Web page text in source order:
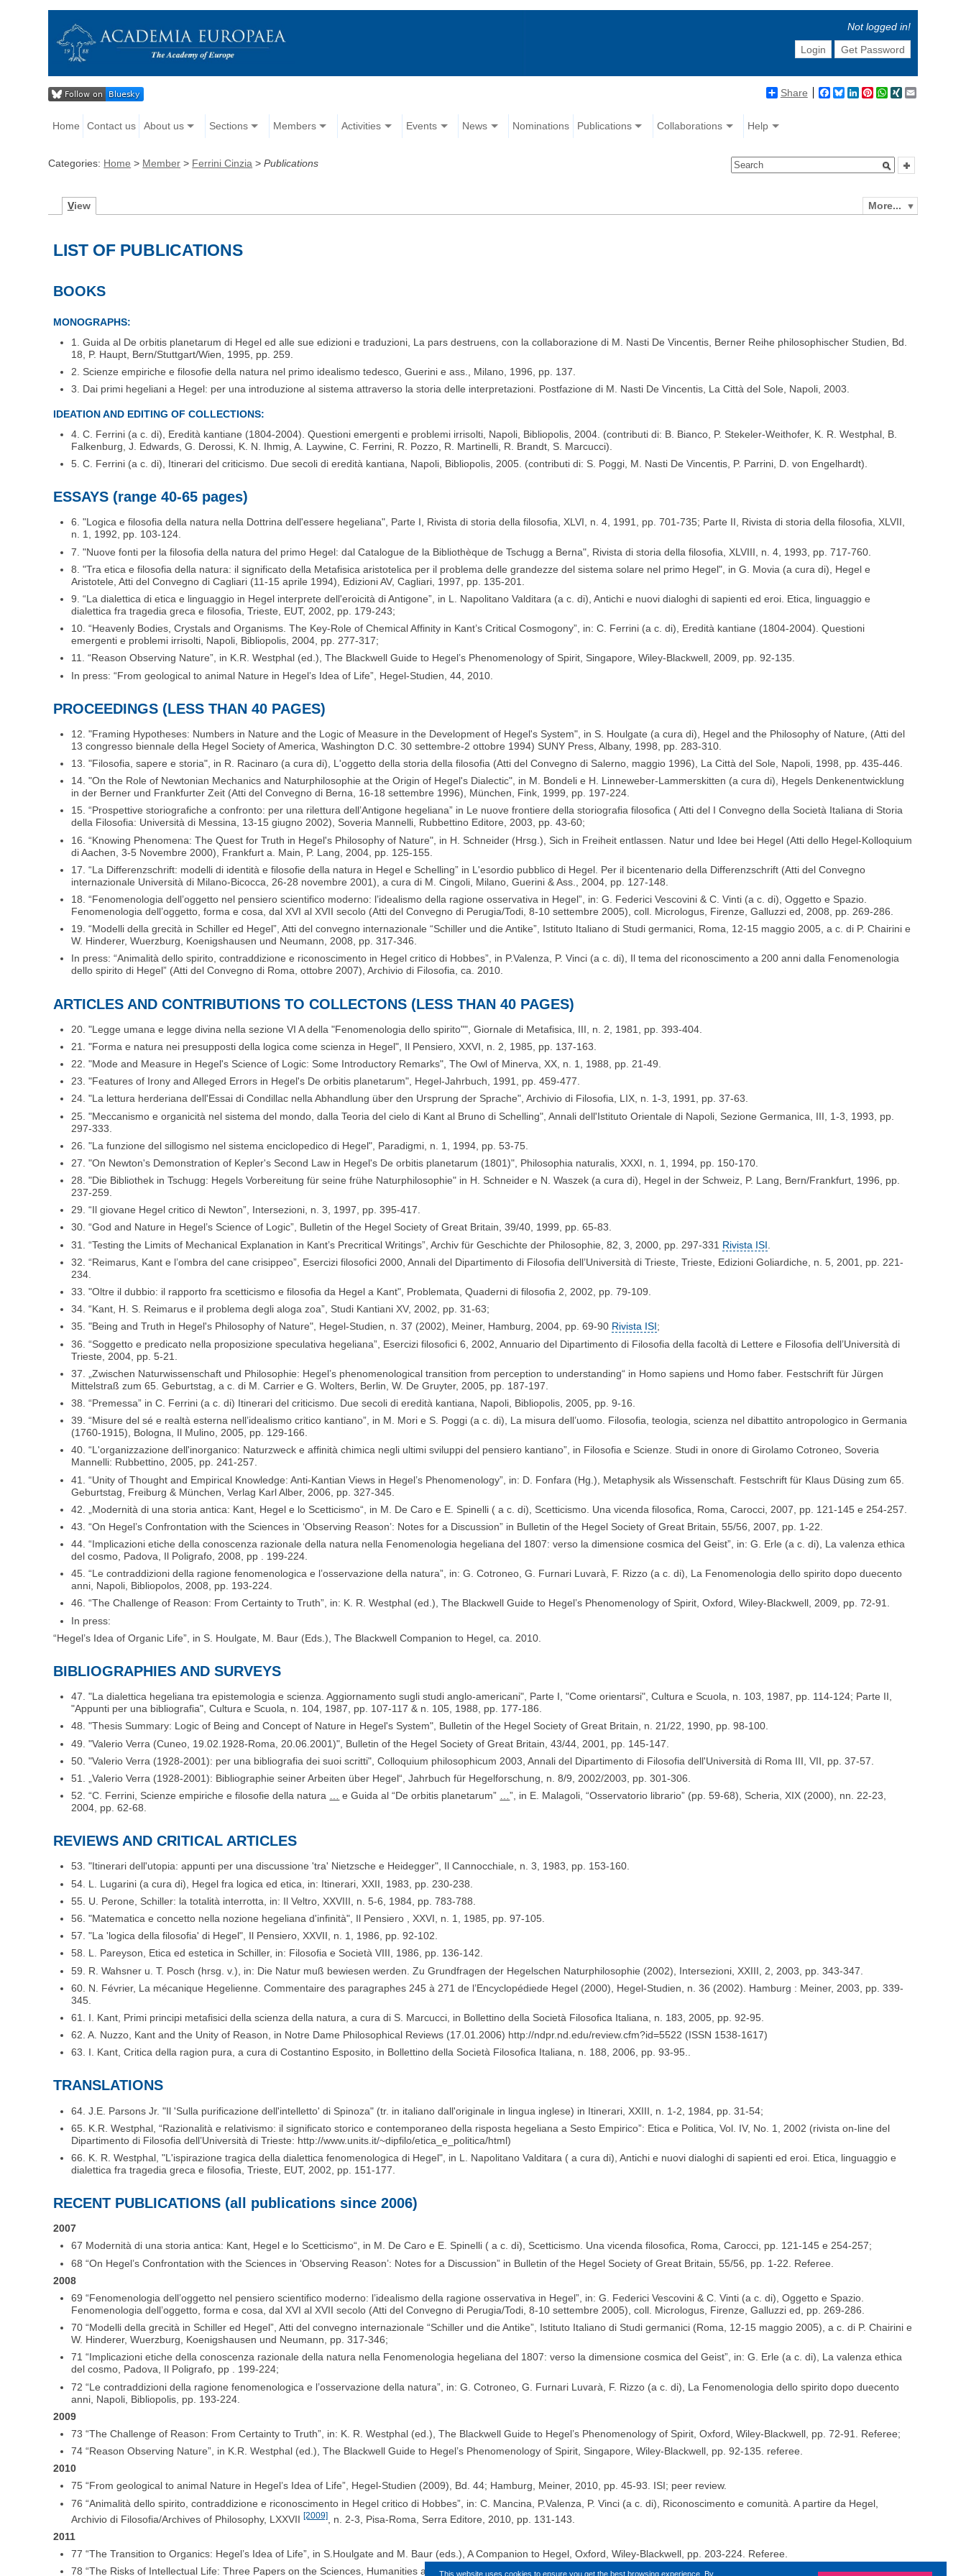
This website uses cookies to ensure you get the best browsing experience. By
Not logged in!
Login
Get Password
Share Facebook
BlueskyLinkedIn
Pinterest
WhatsApp
XING
Home Contact us About us Sections Members Activities Events News Nominations Publications Collaborations Help
Categories: Home > Member > Ferrini Cinzia >Publications
More...
View
LIST OF PUBLICATIONS
BOOKS
MONOGRAPHS:
1. Guida al De orbitis planetarum di Hegel ed alle sue edizioni e traduzioni, La pars destruens, con la collaborazione di M. Nasti De Vincentis, Berner Reihe philosophischer Studien, Bd.
18, P. Haupt, Bern/Stuttgart/Wien, 1995, pp. 259.
2. Scienze empiriche e filosofie della natura nel primo idealismo tedesco, Guerini e ass., Milano, 1996, pp. 137.
3. Dai primi hegeliani a Hegel: per una introduzione al sistema attraverso la storia delle interpretazioni. Postfazione di M. Nasti De Vincentis, La Città del Sole, Napoli, 2003.
IDEATION AND EDITING OF COLLECTIONS:
4. C. Ferrini (a c. di), Eredità kantiane (1804-2004). Questioni emergenti e problemi irrisolti, Napoli, Bibliopolis, 2004. (contributi di: B. Bianco, P. Stekeler-Weithofer, K. R. Westphal, B.
Falkenburg, J. Edwards, G. Derossi, K. N. Ihmig, A. Laywine, C. Ferrini, R. Pozzo, R. Martinelli, R. Brandt, S. Marcucci).
5. C. Ferrini (a c. di), Itinerari del criticismo. Due secoli di eredità kantiana, Napoli, Bibliopolis, 2005. (contributi di: S. Poggi, M. Nasti De Vincentis, P. Parrini, D. von Engelhardt).
ESSAYS (range 40-65 pages)
6. "Logica e filosofia della natura nella Dottrina dell'essere hegeliana", Parte I, Rivista di storia della filosofia, XLVI, n. 4, 1991, pp. 701-735; Parte II, Rivista di storia della filosofia, XLVII,
n. 1, 1992, pp. 103-124.
7. "Nuove fonti per la filosofia della natura del primo Hegel: dal Catalogue de la Bibliothèque de Tschugg a Berna", Rivista di storia della filosofia, XLVIII, n. 4, 1993, pp. 717-760.
8. "Tra etica e filosofia della natura: il significato della Metafisica aristotelica per il problema delle grandezze del sistema solare nel primo Hegel", in G. Movia (a cura di), Hegel e
Aristotele, Atti del Convegno di Cagliari (11-15 aprile 1994), Edizioni AV, Cagliari, 1997, pp. 135-201.
9. “La dialettica di etica e linguaggio in Hegel interprete dell'eroicità di Antigone”, in L. Napolitano Valditara (a c. di), Antichi e nuovi dialoghi di sapienti ed eroi. Etica, linguaggio e
dialettica fra tragedia greca e filosofia, Trieste, EUT, 2002, pp. 179-243;
10. “Heavenly Bodies, Crystals and Organisms. The Key-Role of Chemical Affinity in Kant’s Critical Cosmogony”, in: C. Ferrini (a c. di), Eredità kantiane (1804-2004). Questioni
emergenti e problemi irrisolti, Napoli, Bibliopolis, 2004, pp. 277-317;
11. “Reason Observing Nature”, in K.R. Westphal (ed.), The Blackwell Guide to Hegel’s Phenomenology of Spirit, Singapore, Wiley-Blackwell, 2009, pp. 92-135.
In press: “From geological to animal Nature in Hegel’s Idea of Life”, Hegel-Studien, 44, 2010.
PROCEEDINGS (LESS THAN 40 PAGES)
12. "Framing Hypotheses: Numbers in Nature and the Logic of Measure in the Development of Hegel's System", in S. Houlgate (a cura di), Hegel and the Philosophy of Nature, (Atti del
13 congresso biennale della Hegel Society of America, Washington D.C. 30 settembre-2 ottobre 1994) SUNY Press, Albany, 1998, pp. 283-310.
13. "Filosofia, sapere e storia", in R. Racinaro (a cura di), L'oggetto della storia della filosofia (Atti del Convegno di Salerno, maggio 1996), La Città del Sole, Napoli, 1998, pp. 435-446.
14. "On the Role of Newtonian Mechanics and Naturphilosophie at the Origin of Hegel's Dialectic", in M. Bondeli e H. Linneweber-Lammerskitten (a cura di), Hegels Denkenentwicklung
in der Berner und Frankfurter Zeit (Atti del Convegno di Berna, 16-18 settembre 1996), München, Fink, 1999, pp. 197-224.
15. “Prospettive storiografiche a confronto: per una rilettura dell’Antigone hegeliana” in Le nuove frontiere della storiografia filosofica ( Atti del I Convegno della Società Italiana di Storia
della Filosofia: Università di Messina, 13-15 giugno 2002), Soveria Mannelli, Rubbettino Editore, 2003, pp. 43-60;
16. “Knowing Phenomena: The Quest for Truth in Hegel's Philosophy of Nature", in H. Schneider (Hrsg.), Sich in Freiheit entlassen. Natur und Idee bei Hegel (Atti dello Hegel-Kolloquium
di Aachen, 3-5 Novembre 2000), Frankfurt a. Main, P. Lang, 2004, pp. 125-155.
17. “La Differenzschrift: modelli di identità e filosofie della natura in Hegel e Schelling” in L'esordio pubblico di Hegel. Per il bicentenario della Differenzschrift (Atti del Convegno
internazionale Università di Milano-Bicocca, 26-28 novembre 2001), a cura di M. Cingoli, Milano, Guerini & Ass., 2004, pp. 127-148.
18. “Fenomenologia dell’oggetto nel pensiero scientifico moderno: l’idealismo della ragione osservativa in Hegel”, in: G. Federici Vescovini & C. Vinti (a c. di), Oggetto e Spazio.
Fenomenologia dell’oggetto, forma e cosa, dal XVI al XVII secolo (Atti del Convegno di Perugia/Todi, 8-10 settembre 2005), coll. Micrologus, Firenze, Galluzzi ed, 2008, pp. 269-286.
19. “Modelli della grecità in Schiller ed Hegel”, Atti del convegno internazionale “Schiller und die Antike”, Istituto Italiano di Studi germanici, Roma, 12-15 maggio 2005, a c. di P. Chairini e
W. Hinderer, Wuerzburg, Koenigshausen und Neumann, 2008, pp. 317-346.
In press: “Animalità dello spirito, contraddizione e riconoscimento in Hegel critico di Hobbes”, in P.Valenza, P. Vinci (a c. di), Il tema del riconoscimento a 200 anni dalla Fenomenologia
dello spirito di Hegel” (Atti del Convegno di Roma, ottobre 2007), Archivio di Filosofia, ca. 2010.
ARTICLES AND CONTRIBUTIONS TO COLLECTONS (LESS THAN 40 PAGES)
20. "Legge umana e legge divina nella sezione VI A della "Fenomenologia dello spirito"", Giornale di Metafisica, III, n. 2, 1981, pp. 393-404.
21. "Forma e natura nei presupposti della logica come scienza in Hegel", Il Pensiero, XXVI, n. 2, 1985, pp. 137-163.
22. "Mode and Measure in Hegel's Science of Logic: Some Introductory Remarks", The Owl of Minerva, XX, n. 1, 1988, pp. 21-49.
23. "Features of Irony and Alleged Errors in Hegel's De orbitis planetarum", Hegel-Jahrbuch, 1991, pp. 459-477.
24. "La lettura herderiana dell'Essai di Condillac nella Abhandlung über den Ursprung der Sprache", Archivio di Filosofia, LIX, n. 1-3, 1991, pp. 37-63.
25. "Meccanismo e organicità nel sistema del mondo, dalla Teoria del cielo di Kant al Bruno di Schelling", Annali dell'Istituto Orientale di Napoli, Sezione Germanica, III, 1-3, 1993, pp.
297-333.
26. "La funzione del sillogismo nel sistema enciclopedico di Hegel", Paradigmi, n. 1, 1994, pp. 53-75.
27. "On Newton's Demonstration of Kepler's Second Law in Hegel's De orbitis planetarum (1801)", Philosophia naturalis, XXXI, n. 1, 1994, pp. 150-170.
28. "Die Bibliothek in Tschugg: Hegels Vorbereitung für seine frühe Naturphilosophie" in H. Schneider e N. Waszek (a cura di), Hegel in der Schweiz, P. Lang, Bern/Frankfurt, 1996, pp.
237-259.
29. “Il giovane Hegel critico di Newton”, Intersezioni, n. 3, 1997, pp. 395-417.
30. “God and Nature in Hegel’s Science of Logic”, Bulletin of the Hegel Society of Great Britain, 39/40, 1999, pp. 65-83.
31. “Testing the Limits of Mechanical Explanation in Kant’s Precritical Writings”, Archiv für Geschichte der Philosophie, 82, 3, 2000, pp. 297-331 Rivista ISI
32. “Reimarus, Kant e l’ombra del cane crisippeo”, Esercizi filosofici 2000, Annali del Dipartimento di Filosofia dell’Università di Trieste, Trieste, Edizioni Goliardiche, n. 5, 2001, pp. 221-
234.
33. "Oltre il dubbio: il rapporto fra scetticismo e filosofia da Hegel a Kant", Problemata, Quaderni di filosofia 2, 2002, pp. 79-109.
34. “Kant, H. S. Reimarus e il problema degli aloga zoa”, Studi Kantiani XV, 2002, pp. 31-63;
35. "Being and Truth in Hegel's Philosophy of Nature", Hegel-Studien, n. 37 (2002), Meiner, Hamburg, 2004, pp. 69-90 Rivista ISI;
36. “Soggetto e predicato nella proposizione speculativa hegeliana”, Esercizi filosofici 6, 2002, Annuario del Dipartimento di Filosofia della facoltà di Lettere e Filosofia dell’Università di
Trieste, 2004, pp. 5-21.
37. „Zwischen Naturwissenschaft und Philosophie: Hegel’s phenomenological transition from perception to understanding“ in Homo sapiens und Homo faber. Festschrift für Jürgen
Mittelstraß zum 65. Geburtstag, a c. di M. Carrier e G. Wolters, Berlin, W. De Gruyter, 2005, pp. 187-197.
38. “Premessa” in C. Ferrini (a c. di) Itinerari del criticismo. Due secoli di eredità kantiana, Napoli, Bibliopolis, 2005, pp. 9-16.
39. “Misure del sé e realtà esterna nell’idealismo critico kantiano”, in M. Mori e S. Poggi (a c. di), La misura dell’uomo. Filosofia, teologia, scienza nel dibattito antropologico in Germania
(1760-1915), Bologna, Il Mulino, 2005, pp. 129-166.
40. “L'organizzazione dell'inorganico: Naturzweck e affinità chimica negli ultimi sviluppi del pensiero kantiano”, in Filosofia e Scienze. Studi in onore di Girolamo Cotroneo, Soveria
Mannelli: Rubbettino, 2005, pp. 241-257.
41. “Unity of Thought and Empirical Knowledge: Anti-Kantian Views in Hegel’s Phenomenology”, in: D. Fonfara (Hg.), Metaphysik als Wissenschaft. Festschrift für Klaus Düsing zum 65.
Geburtstag, Freiburg & München, Verlag Karl Alber, 2006, pp. 327-345.
42. „Modernità di una storia antica: Kant, Hegel e lo Scetticismo“, in M. De Caro e E. Spinelli ( a c. di), Scetticismo. Una vicenda filosofica, Roma, Carocci, 2007, pp. 121-145 e 254-257.
43. “On Hegel’s Confrontation with the Sciences in ‘Observing Reason’: Notes for a Discussion” in Bulletin of the Hegel Society of Great Britain, 55/56, 2007, pp. 1-22.
44. “Implicazioni etiche della conoscenza razionale della natura nella Fenomenologia hegeliana del 1807: verso la dimensione cosmica del Geist”, in: G. Erle (a c. di), La valenza ethica
del cosmo, Padova, Il Poligrafo, 2008, pp . 199-224.
45. “Le contraddizioni della ragione fenomenologica e l’osservazione della natura”, in: G. Cotroneo, G. Furnari Luvarà, F. Rizzo (a c. di), La Fenomenologia dello spirito dopo duecento
anni, Napoli, Bibliopolos, 2008, pp. 193-224.
46. “The Challenge of Reason: From Certainty to Truth”, in: K. R. Westphal (ed.), The Blackwell Guide to Hegel’s Phenomenology of Spirit, Oxford, Wiley-Blackwell, 2009, pp. 72-91.
In press:
“Hegel’s Idea of Organic Life”, in S. Houlgate, M. Baur (Eds.), The Blackwell Companion to Hegel, ca. 2010.
BIBLIOGRAPHIES AND SURVEYS
47. "La dialettica hegeliana tra epistemologia e scienza. Aggiornamento sugli studi anglo-americani", Parte I, "Come orientarsi", Cultura e Scuola, n. 103, 1987, pp. 114-124; Parte II,
"Appunti per una bibliografia", Cultura e Scuola, n. 104, 1987, pp. 107-117 & n. 105, 1988, pp. 177-186.
48. "Thesis Summary: Logic of Being and Concept of Nature in Hegel's System", Bulletin of the Hegel Society of Great Britain, n. 21/22, 1990, pp. 98-100.
49. "Valerio Verra (Cuneo, 19.02.1928-Roma, 20.06.2001)", Bulletin of the Hegel Society of Great Britain, 43/44, 2001, pp. 145-147.
50. "Valerio Verra (1928-2001): per una bibliografia dei suoi scritti", Colloquium philosophicum 2003, Annali del Dipartimento di Filosofia dell'Università di Roma III, VII, pp. 37-57.
51. „Valerio Verra (1928-2001): Bibliographie seiner Arbeiten über Hegel“, Jahrbuch für Hegelforschung, n. 8/9, 2002/2003, pp. 301-306.
52. “C. Ferrini, Scienze empiriche e filosofie della natura
e Guida al “De orbitis planetarum” …”, in E. Malagoli, “Osservatorio librario” (pp. 59-68), Scheria, XIX (2000), nn. 22-23,
2004, pp. 62-68.
REVIEWS AND CRITICAL ARTICLES
53. "Itinerari dell'utopia: appunti per una discussione 'tra' Nietzsche e Heidegger", Il Cannocchiale, n. 3, 1983, pp. 153-160.
54. L. Lugarini (a cura di), Hegel fra logica ed etica, in: Itinerari, XXII, 1983, pp. 230-238.
55. U. Perone, Schiller: la totalità interrotta, in: Il Veltro, XXVIII, n. 5-6, 1984, pp. 783-788.
56. "Matematica e concetto nella nozione hegeliana d'infinità", Il Pensiero , XXVI, n. 1, 1985, pp. 97-105.
57. "La 'logica della filosofia' di Hegel", Il Pensiero, XXVII, n. 1, 1986, pp. 92-102.
58. L. Pareyson, Etica ed estetica in Schiller, in: Filosofia e Società VIII, 1986, pp. 136-142.
59. R. Wahsner u. T. Posch (hrsg. v.), in: Die Natur muß bewiesen werden. Zu Grundfragen der Hegelschen Naturphilosophie (2002), Intersezioni, XXIII, 2, 2003, pp. 343-347.
60. N. Février, La mécanique Hegelienne. Commentaire des paragraphes 245 à 271 de l’Encyclopédiede Hegel (2000), Hegel-Studien, n. 36 (2002). Hamburg : Meiner, 2003, pp. 339-
345.
61. I. Kant, Primi principi metafisici della scienza della natura, a cura di S. Marcucci, in Bollettino della Società Filosofica Italiana, n. 183, 2005, pp. 92-95.
62. A. Nuzzo, Kant and the Unity of Reason, in Notre Dame Philosophical Reviews (17.01.2006) http://ndpr.nd.edu/review.cfm?id=5522 (ISSN 1538-1617)
63. I. Kant, Critica della ragion pura, a cura di Costantino Esposito, in Bollettino della Società Filosofica Italiana, n. 188, 2006, pp. 93-95..
TRANSLATIONS
64. J.E. Parsons Jr. "Il 'Sulla purificazione dell'intelletto' di Spinoza" (tr. in italiano dall'originale in lingua inglese) in Itinerari, XXIII, n. 1-2, 1984, pp. 31-54;
65. K.R. Westphal, “Razionalità e relativismo: il significato storico e contemporaneo della risposta hegeliana a Sesto Empirico”: Etica e Politica, Vol. IV, No. 1, 2002 (rivista on-line del
Dipartimento di Filosofia dell’Università di Trieste: http://www.units.it/~dipfilo/etica_e_politica/html)
66. K. R. Westphal, "L'ispirazione tragica della dialettica fenomenologica di Hegel", in L. Napolitano Valditara ( a cura di), Antichi e nuovi dialoghi di sapienti ed eroi. Etica, linguaggio e
dialettica fra tragedia greca e filosofia, Trieste, EUT, 2002, pp. 151-177.
RECENT PUBLICATIONS (all publications since 2006)
2007
67 Modernità di una storia antica: Kant, Hegel e lo Scetticismo“, in M. De Caro e E. Spinelli ( a c. di), Scetticismo. Una vicenda filosofica, Roma, Carocci, pp. 121-145 e 254-257;
68 “On Hegel’s Confrontation with the Sciences in ‘Observing Reason’: Notes for a Discussion” in Bulletin of the Hegel Society of Great Britain, 55/56, pp. 1-22. Referee.
2008
69 “Fenomenologia dell’oggetto nel pensiero scientifico moderno: l’idealismo della ragione osservativa in Hegel”, in: G. Federici Vescovini & C. Vinti (a c. di), Oggetto e Spazio.
Fenomenologia dell’oggetto, forma e cosa, dal XVI al XVII secolo (Atti del Convegno di Perugia/Todi, 8-10 settembre 2005), coll. Micrologus, Firenze, Galluzzi ed, pp. 269-286.
70 “Modelli della grecità in Schiller ed Hegel”, Atti del convegno internazionale “Schiller und die Antike”, Istituto Italiano di Studi germanici (Roma, 12-15 maggio 2005), a c. di P. Chairini e
W. Hinderer, Wuerzburg, Koenigshausen und Neumann, pp. 317-346;
71 “Implicazioni etiche della conoscenza razionale della natura nella Fenomenologia hegeliana del 1807: verso la dimensione cosmica del Geist”, in: G. Erle (a c. di), La valenza ethica
del cosmo, Padova, Il Poligrafo, pp . 199-224;
72 “Le contraddizioni della ragione fenomenologica e l’osservazione della natura”, in: G. Cotroneo, G. Furnari Luvarà, F. Rizzo (a c. di), La Fenomenologia dello spirito dopo duecento
anni, Napoli, Bibliopolis, pp. 193-224.
2009
73 “The Challenge of Reason: From Certainty to Truth”, in: K. R. Westphal (ed.), The Blackwell Guide to Hegel’s Phenomenology of Spirit, Oxford, Wiley-Blackwell, pp. 72-91. Referee;
74 “Reason Observing Nature”, in K.R. Westphal (ed.), The Blackwell Guide to Hegel’s Phenomenology of Spirit, Singapore, Wiley-Blackwell, pp. 92-135. referee.
2010
75 “From geological to animal Nature in Hegel’s Idea of Life”, Hegel-Studien (2009), Bd. 44; Hamburg, Meiner, 2010, pp. 45-93. ISI; peer review.
76 “Animalità dello spirito, contraddizione e riconoscimento in Hegel critico di Hobbes”, in: C. Mancina, P.Valenza, P. Vinci (a c. di), Riconoscimento e comunità. A partire da Hegel,
Archivio di Filosofia/Archives of Philosophy, LXXVII[2009] , n. 2-3, Pisa-Roma, Serra Editore, 2010, pp. 131-143.
2011
77 “The Transition to Organics: Hegel’s Idea of Life”, in S.Houlgate and M. Baur (eds.), A Companion to Hegel, Oxford, Wiley-Blackwell, pp. 203-224. Referee.
78 “The Risks of Intellectual Life: Three Papers on the Sciences, Humanities and Society in Eighteenth-to Twentieth-century Naples”, European Review, Vol. 19, n. 3, pp. 429-431.